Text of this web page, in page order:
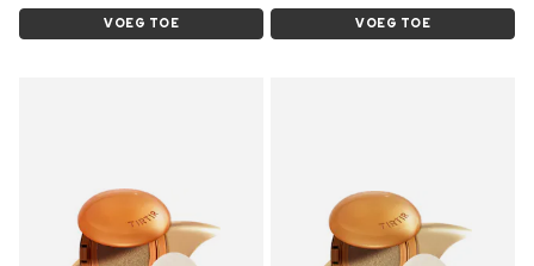
VOEG TOE VOEG TOE